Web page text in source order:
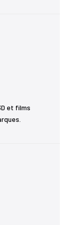
et films